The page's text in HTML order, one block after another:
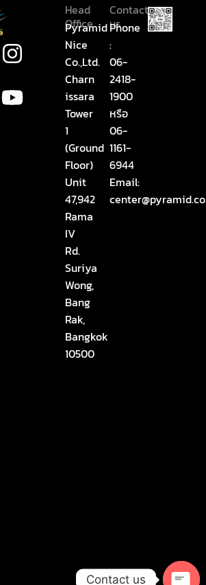
I
s
Y
u
Head
Office
Pyramid
Nice
Co.,Ltd.
Charn
issara
Tower
1
(Ground
Floor)
Unit
47,942
Rama
IV
Rd.
Suriya
Wong,
Bang
Rak,
Bangkok
10500
Contact
us
Phone
:
06-
2418-
1900
หรือ
06-
1161-
6944
Email:
Contact us